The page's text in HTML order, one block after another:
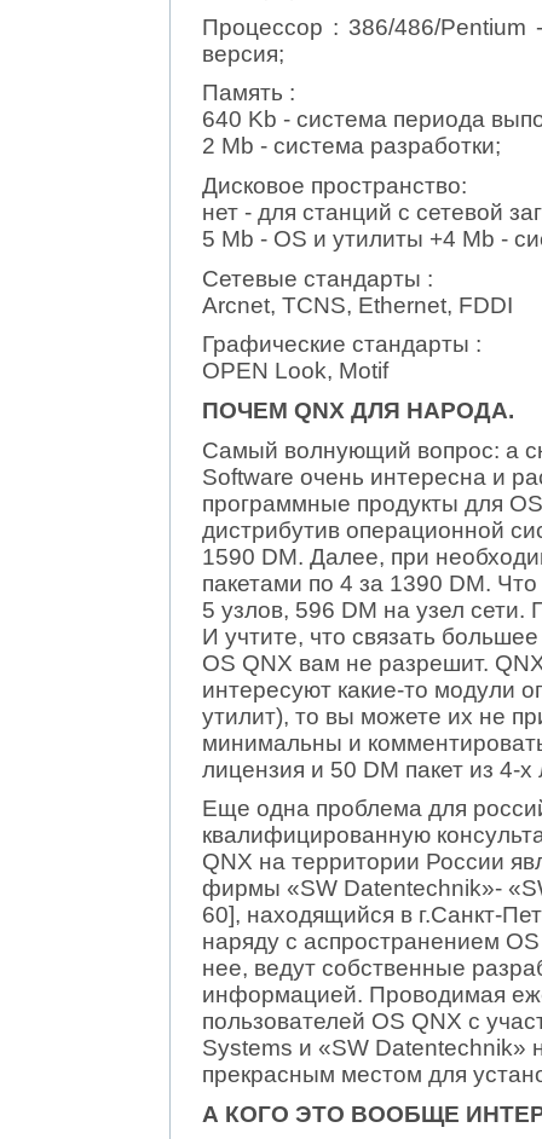
Процессор : 386/486/Pentium
версия;
Память :
640 Kb - система периода
2 Mb - система разработки;
Дисковое пространство:
нет - для станций с сетевой
5 Mb - OS и утилиты +4 Mb -
Сетевые стандарты :
Arcnet, TCNS, Ethernet, FDDI
Графические стандарты :
OPEN Look, Motif
ПОЧЕМ QNX ДЛЯ НАРОДА.
Самый волнующий вопрос: а
Software очень интересна и
программные продукты для
дистрибутив операционной
1590 DM. Далее, при
пакетами по 4 за 1390 DM.
5 узлов, 596 DM на узел сети.
И учтите, что связать
OS QNX вам не разрешит.
интересуют какие-то модули
утилит), то вы можете их не
минимальны и
лицензия и 50 DM пакет из 4-х
Еще одна проблема для
квалифицированную
QNX на территории России
фирмы «SW Datentechnik»-
60], находящийся в г.Санкт-
наряду с аспространением
нее, ведут собственные
информацией. Проводимая
пользователей OS QNX с
Systems и «SW Datentechnik»
прекрасным местом для
А КОГО ЭТО ВООБЩЕ